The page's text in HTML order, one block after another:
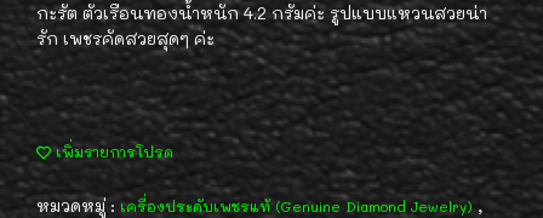
กะรัต ตัวเรือนทองน้ำหนัก 4.2 กรัมค่ะ รูปแบบแหวนสวยน่า
รัก เพชรคัดสวยสุดๆ ค่ะ
เพิ่มรายการโปรด
หมวดหมู่ : เครื่องประดับเพชรแท้ (Genuine Diamond Jewelry) ,